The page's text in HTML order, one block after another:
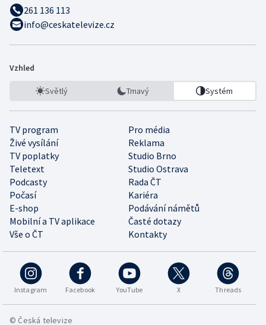
261 136 113
info@ceskatelevize.cz
Vzhled
Světlý Tmavý Systém
TV program
Pro média
Živé vysílání
Reklama
TV poplatky
Studio Brno
Teletext
Studio Ostrava
Podcasty
Rada ČT
Počasí
Kariéra
E-shop
Podávání námětů
Mobilní a TV aplikace
Časté dotazy
Vše o ČT
Kontakty
Instagram Facebook YouTube X Threads
© Česká televize